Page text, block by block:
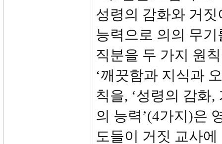
성령의 감화와 거
능력으로 의의 무
직분을 두 가지 원
‘깨끗함과 지식과
칙을, ‘성령의 감화
의 능력’(4가지)은
도들이 거짓 교사